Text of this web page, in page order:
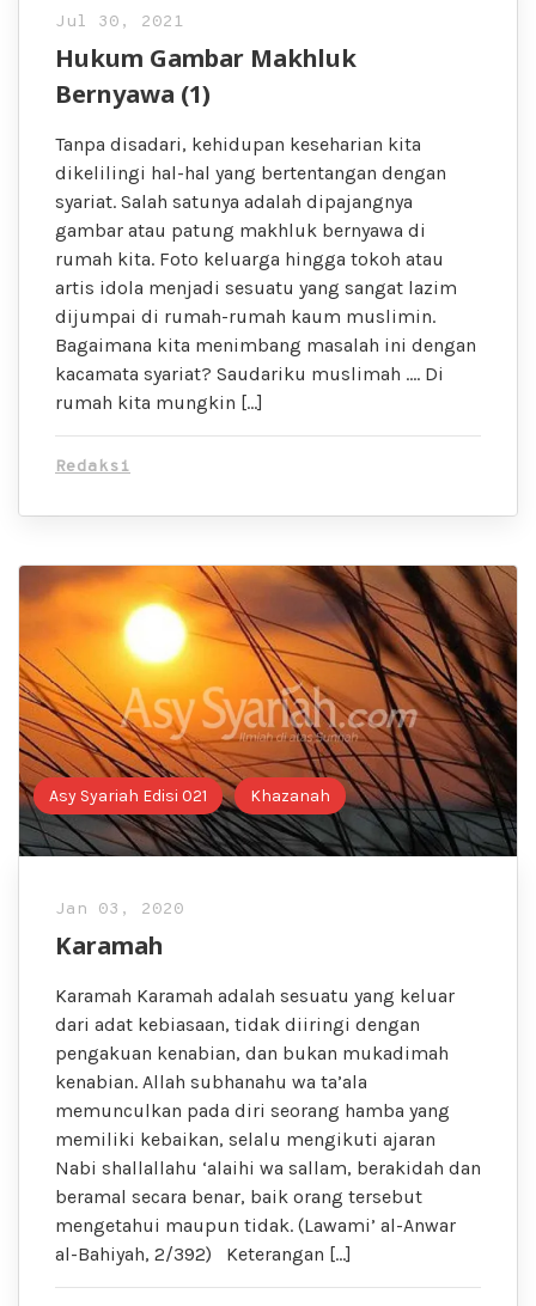
Jul 30, 2021
Hukum Gambar Makhluk
Bernyawa (1)
Tanpa disadari, kehidupan keseharian kita
dikelilingi hal-hal yang bertentangan dengan
syariat. Salah satunya adalah dipajangnya
gambar atau patung makhluk bernyawa di
rumah kita. Foto keluarga hingga tokoh atau
artis idola menjadi sesuatu yang sangat lazim
dijumpai di rumah-rumah kaum muslimin.
Bagaimana kita menimbang masalah ini dengan
kacamata syariat? Saudariku muslimah …. Di
rumah kita mungkin […]
Redaksi
Asy Syariah Edisi 021 Khazanah
Jan 03, 2020
Karamah
Karamah Karamah adalah sesuatu yang keluar
dari adat kebiasaan, tidak diiringi dengan
pengakuan kenabian, dan bukan mukadimah
kenabian. Allah subhanahu wa ta’ala
memunculkan pada diri seorang hamba yang
memiliki kebaikan, selalu mengikuti ajaran
Nabi shallallahu ‘alaihi wa sallam, berakidah dan
beramal secara benar, baik orang tersebut
mengetahui maupun tidak. (Lawami’ al-Anwar
al-Bahiyah, 2/392) Keterangan […]